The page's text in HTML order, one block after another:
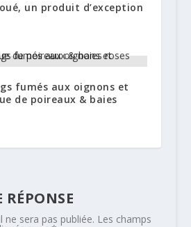
un produit d’exception
fumés aux oignons et
de poireaux & baies
RÉPONSE
ne sera pas publiée. Les champs